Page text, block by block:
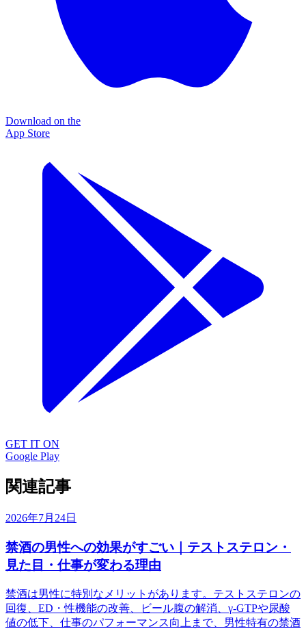
Download on the
App Store
GET IT ON
Google Play
関連記事
2026年7月24日
禁酒の男性への効果がすごい｜テストステロン・
見た目・仕事が変わる理由
禁酒は男性に特別なメリットがあります。テストステロンの
回復、ED・性機能の改善、ビール腹の解消、γ-GTPや尿酸
値の低下、仕事のパフォーマンス向上まで、男性特有の禁酒